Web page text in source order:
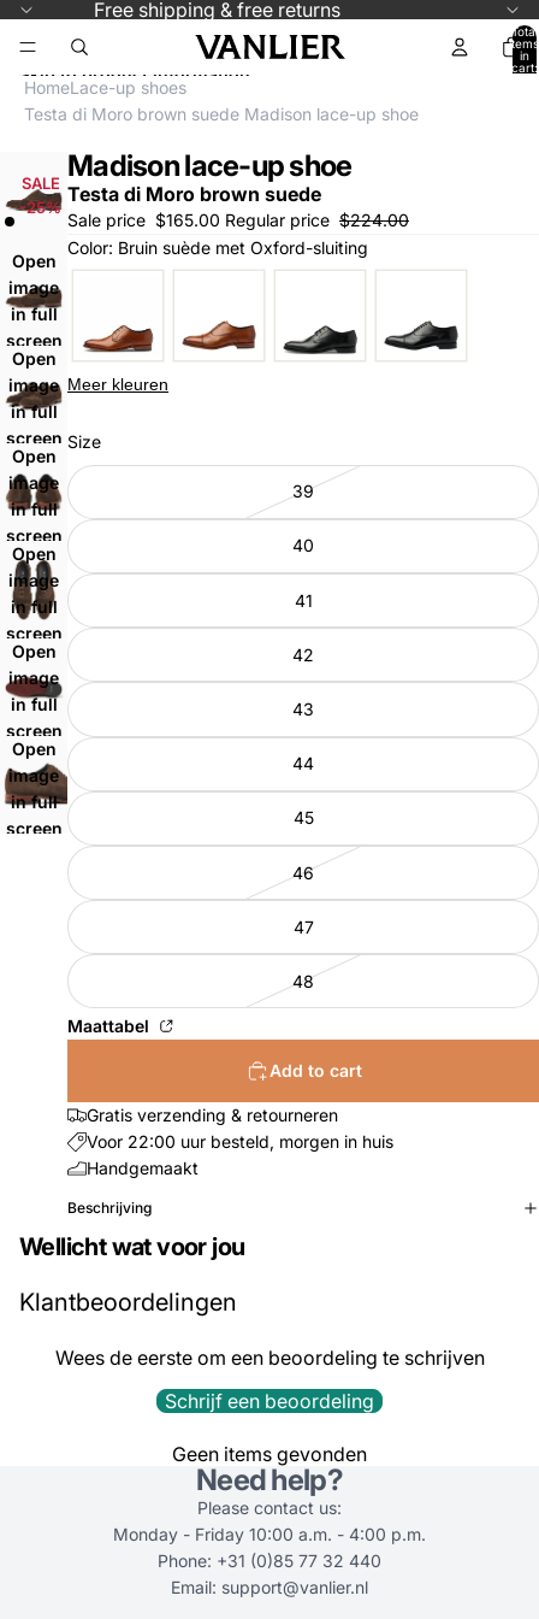
Free shipping & free returns
Total
items
in
cart:
HomeLace-up shoes
Testa di Moro brown suede Madison lace-up shoe
Skip to product information
SALE
-25%
Open
image
in full
screen
Open
image
in full
screen
Open
image
in full
screen
Open
image
in full
screen
Open
image
in full
screen
Open
image
in full
screen
Madison lace-up shoe
Testa di Moro brown suede
Sale price $165.00 Regular price $224.00
Color: Bruin suède met Oxford-sluiting
Meer kleuren
Size
39
40
41
42
43
44
45
46
47
48
Maattabel
Add to cart
Gratis verzending & retourneren
Voor 22:00 uur besteld, morgen in huis
Handgemaakt
Beschrijving
Wellicht wat voor jou
Klantbeoordelingen
Wees de eerste om een beoordeling te schrijven
Schrijf een beoordeling
Geen items gevonden
Need help?
Please contact us:
Monday - Friday 10:00 a.m. - 4:00 p.m.
Phone: +31 (0)85 77 32 440
Email: support@vanlier.nl